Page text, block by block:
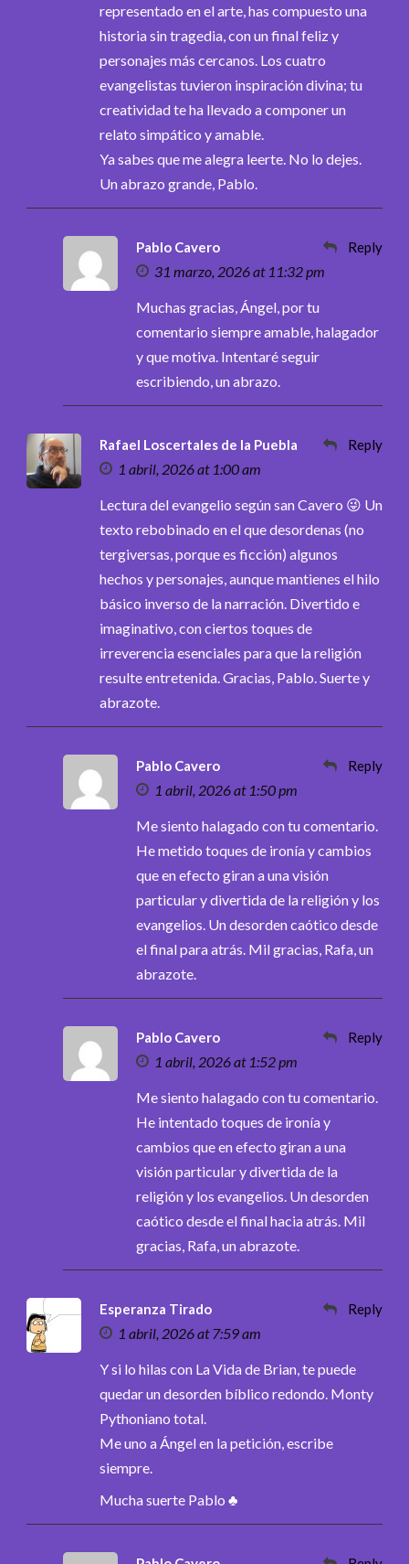
representado en el arte, has compuesto una
historia sin tragedia, con un final feliz y
personajes más cercanos. Los cuatro
evangelistas tuvieron inspiración divina; tu
creatividad te ha llevado a componer un
relato simpático y amable.
Ya sabes que me alegra leerte. No lo dejes.
Un abrazo grande, Pablo.
Pablo Cavero
31 marzo, 2026 at 11:32 pm
Reply
Muchas gracias, Ángel, por tu
comentario siempre amable, halagador
y que motiva. Intentaré seguir
escribiendo, un abrazo.
Rafael Loscertales de la Puebla
1 abril, 2026 at 1:00 am
Reply
Lectura del evangelio según san Cavero 😜 Un
texto rebobinado en el que desordenas (no
tergiversas, porque es ficción) algunos
hechos y personajes, aunque mantienes el hilo
básico inverso de la narración. Divertido e
imaginativo, con ciertos toques de
irreverencia esenciales para que la religión
resulte entretenida. Gracias, Pablo. Suerte y
abrazote.
Pablo Cavero
1 abril, 2026 at 1:50 pm
Reply
Me siento halagado con tu comentario.
He metido toques de ironía y cambios
que en efecto giran a una visión
particular y divertida de la religión y los
evangelios. Un desorden caótico desde
el final para atrás. Mil gracias, Rafa, un
abrazote.
Pablo Cavero
1 abril, 2026 at 1:52 pm
Reply
Me siento halagado con tu comentario.
He intentado toques de ironía y
cambios que en efecto giran a una
visión particular y divertida de la
religión y los evangelios. Un desorden
caótico desde el final hacia atrás. Mil
gracias, Rafa, un abrazote.
Esperanza Tirado
1 abril, 2026 at 7:59 am
Reply
Y si lo hilas con La Vida de Brian, te puede
quedar un desorden bíblico redondo. Monty
Pythoniano total.
Me uno a Ángel en la petición, escribe
siempre.
Mucha suerte Pablo ♣